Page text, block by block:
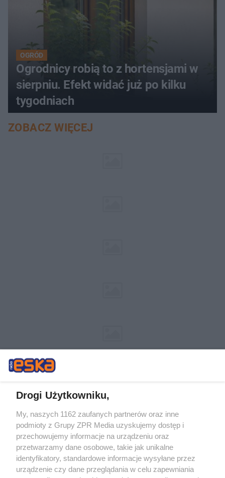
OGRÓD
Ogrodnicy robią to z hortensjami w
sierpniu. Efekt widać już po kilku
tygodniach
ZOBACZ WIĘCEJ
Żaden utwór zamieszczony w serwisie nie może być powielany i
rozpowszechniany lub dalej rozpowszechniany w jakikolwiek sposób (w
tym także elektroniczny lub mechaniczny) na jakimkolwiek polu
eksploatacji w jakiejkolwiek formie, włącznie z umieszczaniem w
Internecie bez pisemnej zgody właściciela praw. Jakiekolwiek użycie lub
wykorzystanie utworów w całości lub w części z naruszeniem prawa,
tzn. bez właściwej zgody, jest zabronione pod groźbą kary i może być
ścigane prawnie.
Drogi Użytkowniku,
My, naszych 1162 zaufanych partnerów oraz inne
podmioty z Grupy ZPR Media uzyskujemy dostęp i
przechowujemy informacje na urządzeniu oraz
przetwarzamy dane osobowe, takie jak unikalne
identyfikatory, standardowe informacje wysyłane przez
urządzenie czy dane przeglądania w celu zapewniania